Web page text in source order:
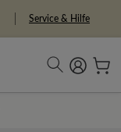
Service & Hilfe